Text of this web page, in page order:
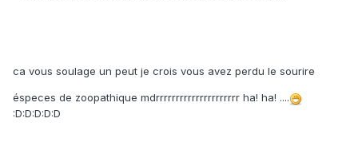
ca vous soulage un peut je crois vous avez perdu le sourire
éspeces de zoopathique mdrrrrrrrrrrrrrrrrrrrrr ha! ha! ....
:D:D:D:D:D